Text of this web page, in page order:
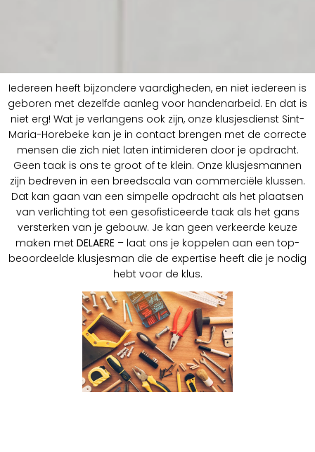
Iedereen heeft bijzondere vaardigheden, en niet iedereen is
geboren met dezelfde aanleg voor handenarbeid. En dat is
niet erg! Wat je verlangens ook zijn, onze klusjesdienst Sint-
Maria-Horebeke kan je in contact brengen met de correcte
mensen die zich niet laten intimideren door je opdracht.
Geen taak is ons te groot of te klein. Onze klusjesmannen
zijn bedreven in een breedscala van commerciële klussen.
Dat kan gaan van een simpelle opdracht als het plaatsen
van verlichting tot een gesofisticeerde taak als het gans
versterken van je gebouw. Je kan geen verkeerde keuze
maken met DELAERE – laat ons je koppelen aan een top-
beoordeelde klusjesman die de expertise heeft die je nodig
hebt voor de klus.